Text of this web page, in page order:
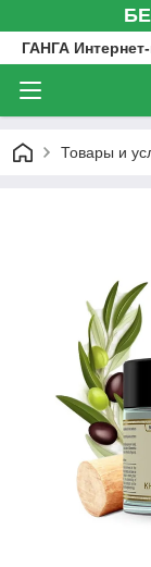
ГАНГА
Товары и